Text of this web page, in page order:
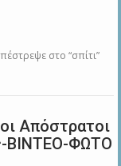
στο “σπίτι”
Απόστρατοι
ΒΙΝΤΕΟ-ΦΩΤΟ